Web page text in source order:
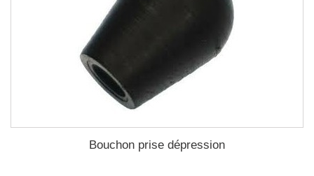
Bouchon prise dépression